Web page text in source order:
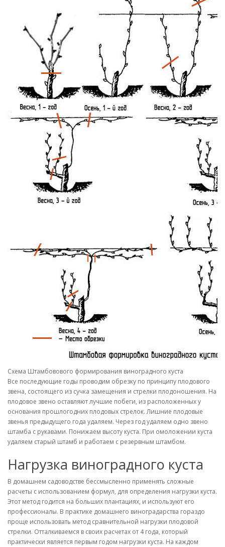
Схема Штамбовового формирования виноградного куста
Все последующие годы проводим обрезку по принципу плодового
звена, состоящего из сучка замещения и стрелки плодоношения. На
плодовое звено оставляют лучшие побеги, из расположенных у
основания прошлогодних плодовых стрелок. Лишние плодовые
звенья предыдущего года удаляем. Через год удаляем одно звено
штамба с рукавами. Понижаем высоту куста. При омоложении куста
удаляем старый штамб и работаем с резервным штамбом.
Нагрузка виноградного куста
В домашнем садоводстве бессмысленно применять сложные
расчеты с использованием формул, для определения нагрузки куста.
Этот метод годится на больших плантациях, и используют его
профессионалы. В практике домашнего виноградарства гораздо
проще использовать метод сравнительной нагрузки плодовой
стрелки. Отталкиваемся в своих расчетах от 4 года, который
практически является первым годом нагрузки куста. На каждом